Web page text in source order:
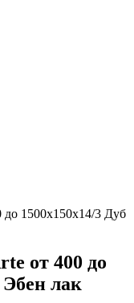
1500х150х14/3 Дуб
от 400 до
лак